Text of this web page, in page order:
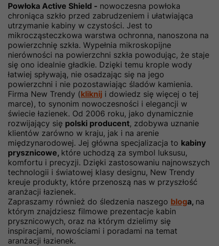
Powłoka Active Shield - nowoczesna powłoka
chroniąca szkło przed zabrudzeniem i ułatwiająca
utrzymanie kabiny w czystości. Jest to
mikrocząsteczkowa warstwa ochronna, nanoszona na
powierzchnię szkła. Wypełnia mikroskopijne
nierówności na powierzchni szkła powodując, że staje
się ono idealnie gładkie. Dzięki temu krople wody
łatwiej spływają, nie osadzając się na jego
powierzchni i nie pozostawiając śladów kamienia.
Firma New Trendy (kliknij i dowiedz się więcej o tej
marce), to synonim nowoczesności i elegancji w
świecie łazienek. Od 2006 roku, jako dynamicznie
rozwijający się polski producent, zdobywa uznanie
klientów zarówno w kraju, jak i na arenie
międzynarodowej. Jej główna specjalizacja to kabiny
prysznicowe, które uchodzą za symbol luksusu,
komfortu i precyzji. Dzięki zastosowaniu najnowszych
technologii i światowej klasy designu, New Trendy
kreuje produkty, które przenoszą nas w przyszłość
aranżacji łazienek.
Zapraszamy również do śledzenia naszego bloga, na
którym znajdziesz filmowe prezentacje kabin
prysznicowych, oraz na którym dzielimy się
inspiracjami, nowościami i poradami na temat
aranżacji łazienek.